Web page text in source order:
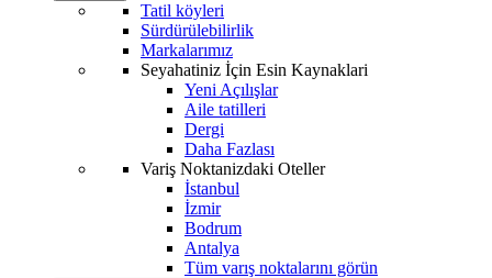
Tatil köyleri
Sürdürülebilirlik
Markalarımız
Seyahatiniz İçin Esin Kaynaklari
Yeni Açılışlar
Aile tatilleri
Dergi
Daha Fazlası
Variş Noktanizdaki Oteller
İstanbul
İzmir
Bodrum
Antalya
Tüm varış noktalarını görün